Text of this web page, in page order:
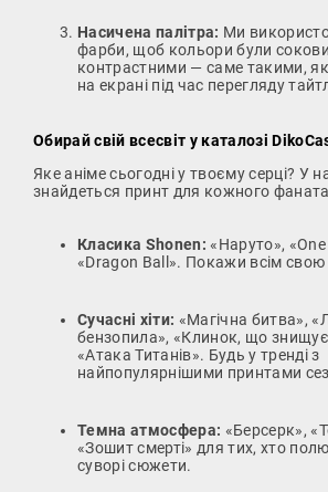
Насичена палітра: Ми
фарби, щоб кольори були
контрастними — саме такими,
на екрані під час перегляду
Обирай свій всесвіт у каталозі
Яке аніме сьогодні у твоєму серці? У
знайдеться принт для кожного
Класика Shonen: «Наруто», «One
«Dragon Ball». Покажи всім
Сучасні хіти: «Магічна битва»,
бензопила», «Клинок, що знищує
«Атака Титанів». Будь у тренді з
найпопулярнішими принтами
Темна атмосфера: «Берсерк»,
«Зошит смерті» для тих, хто
суворі сюжети.